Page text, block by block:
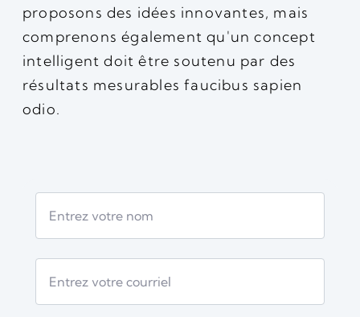
proposons des idées innovantes, mais
comprenons également qu'un concept
intelligent doit être soutenu par des
résultats mesurables faucibus sapien
odio.